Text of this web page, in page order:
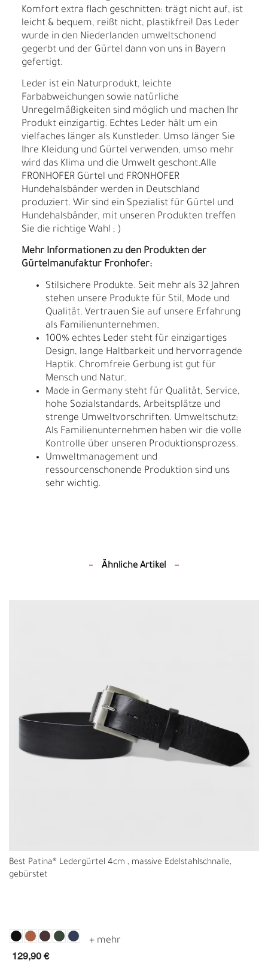
Komfort extra flach geschnitten: trägt nicht auf, ist
leicht & bequem, reißt nicht, plastikfrei! Das Leder
wurde in den Niederlanden umweltschonend
gegerbt und der Gürtel dann von uns in Bayern
gefertigt.
Leder ist ein Naturprodukt, leichte
Farbabweichungen sowie natürliche
Unregelmäßigkeiten sind möglich und machen Ihr
Produkt einzigartig. Echtes Leder hält um ein
vielfaches länger als Kunstleder. Umso länger Sie
Ihre Kleidung und Gürtel verwenden, umso mehr
wird das Klima und die Umwelt geschont.Alle
FRONHOFER Gürtel und FRONHOFER
Hundehalsbänder werden in Deutschland
produziert. Wir sind ein Spezialist für Gürtel und
Hundehalsbänder, mit unseren Produkten treffen
Sie die richtige Wahl ; )
Mehr Informationen zu den Produkten der
Gürtelmanufaktur Fronhofer:
Stilsichere Produkte. Seit mehr als 32 Jahren
stehen unsere Produkte für Stil, Mode und
Qualität. Vertrauen Sie auf unsere Erfahrung
als Familienunternehmen.
100% echtes Leder steht für einzigartiges
Design, lange Haltbarkeit und hervorragende
Haptik. Chromfreie Gerbung ist gut für
Mensch und Natur.
Made in Germany steht für Qualität, Service,
hohe Sozialstandards, Arbeitsplätze und
strenge Umweltvorschriften. Umweltschutz:
Als Familienunternehmen haben wir die volle
Kontrolle über unseren Produktionsprozess.
Umweltmanagement und
ressourcenschonende Produktion sind uns
sehr wichtig.
Ähnliche Artikel
Best Patina® Ledergürtel 4cm , massive Edelstahlschnalle,
gebürstet
129,90 €